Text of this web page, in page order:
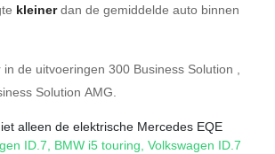
kleinerdan de gemiddelde auto binnen
in de uitvoeringen 300 Business Solution ,
Solution AMG.
alleen de elektrische Mercedes EQE
ID.7, BMW i5 touring, Volkswagen ID.7